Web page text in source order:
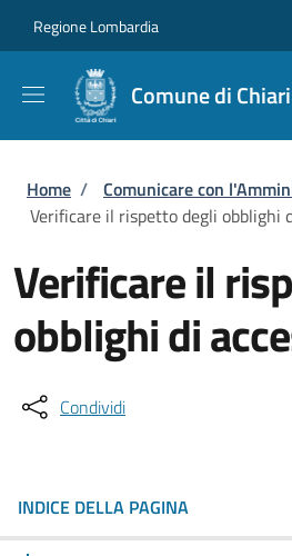
Regione Lombardia
Comune di Chiari
Briciole di pane
Home / Comunicare con
Verificare il rispetto degli obblighi
Verificare il
obblighi di
Condividi
INDICE DELLA PAGINA